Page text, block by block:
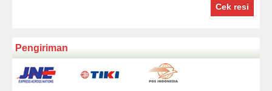
Cek resi
Pengiriman